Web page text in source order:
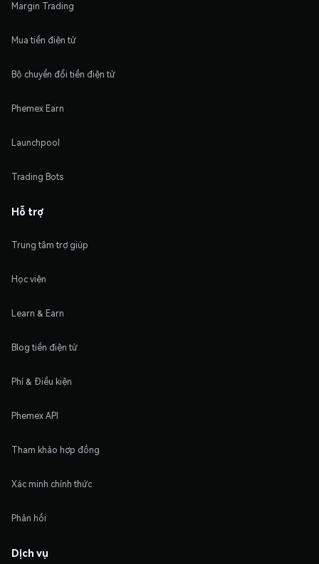
Margin Trading
Mua tiền điện tử
Bộ chuyển đổi tiền điện tử
Phemex Earn
Launchpool
Trading Bots
Hỗ trợ
Trung tâm trợ giúp
Học viện
Learn & Earn
Blog tiền điện tử
Phí & Điều kiện
Phemex API
Tham khảo hợp đồng
Xác minh chính thức
Phản hồi
Dịch vụ